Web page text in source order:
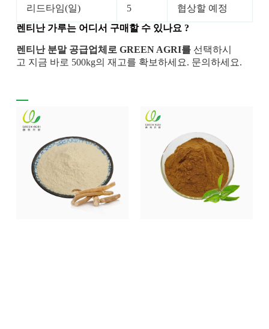
리드타임(일) 5
협상할 예정
렌티난 가루는 어디서 구매할 수 있나요 ?
렌티난 분말 공급업체로 GREEN AGRI를선택하시
고 지금 바로 500kg의 재고를 확보하세요. 문의하세요.